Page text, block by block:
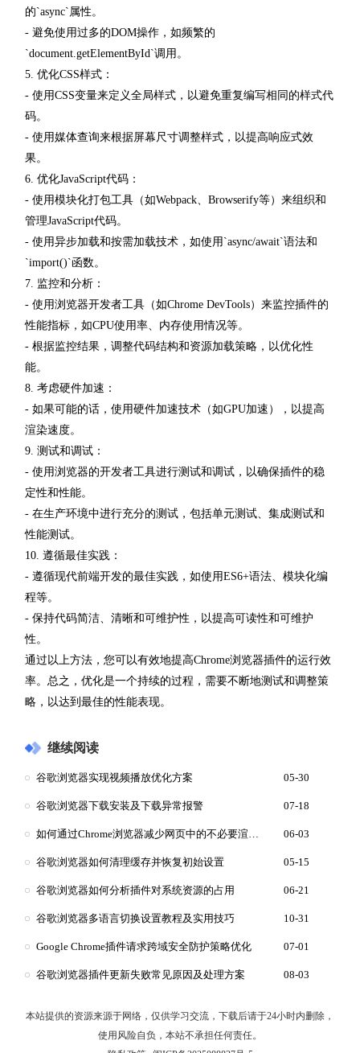
的`async`属性。
- 避免使用过多的DOM操作，如频繁的
`document.getElementById`调用。
5. 优化CSS样式：
- 使用CSS变量来定义全局样式，以避免重复编写相同的样式代
码。
- 使用媒体查询来根据屏幕尺寸调整样式，以提高响应式效
果。
6. 优化JavaScript代码：
- 使用模块化打包工具（如Webpack、Browserify等）来组织和
管理JavaScript代码。
- 使用异步加载和按需加载技术，如使用`async/await`语法和
`import()`函数。
7. 监控和分析：
- 使用浏览器开发者工具（如Chrome DevTools）来监控插件的
性能指标，如CPU使用率、内存使用情况等。
- 根据监控结果，调整代码结构和资源加载策略，以优化性
能。
8. 考虑硬件加速：
- 如果可能的话，使用硬件加速技术（如GPU加速），以提高
渲染速度。
9. 测试和调试：
- 使用浏览器的开发者工具进行测试和调试，以确保插件的稳
定性和性能。
- 在生产环境中进行充分的测试，包括单元测试、集成测试和
性能测试。
10. 遵循最佳实践：
- 遵循现代前端开发的最佳实践，如使用ES6+语法、模块化编
程等。
- 保持代码简洁、清晰和可维护性，以提高可读性和可维护
性。
通过以上方法，您可以有效地提高Chrome浏览器插件的运行效
率。总之，优化是一个持续的过程，需要不断地测试和调整策
略，以达到最佳的性能表现。
继续阅读
谷歌浏览器实现视频播放优化方案 05-30
谷歌浏览器下载安装及下载异常报警 07-18
如何通过Chrome浏览器减少网页中的不必要渲染时间 06-03
谷歌浏览器如何清理缓存并恢复初始设置 05-15
谷歌浏览器如何分析插件对系统资源的占用 06-21
谷歌浏览器多语言切换设置教程及实用技巧 10-31
Google Chrome插件请求跨域安全防护策略优化 07-01
谷歌浏览器插件更新失败常见原因及处理方案 08-03
本站提供的资源来源于网络，仅供学习交流，下载后请于24小时内删除，
使用风险自负，本站不承担任何责任。